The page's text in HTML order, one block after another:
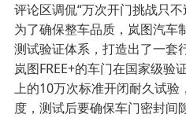
评论区调侃“万次开门挑战只不
为了确保整车品质，岚图汽车
测试验证体系，打造出了一套
岚图FREE+的车门在国家级验
上的10万次标准开闭耐久试验
度，测试后要确保车门密封间